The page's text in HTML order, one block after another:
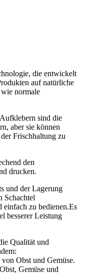
die entwickelt
auf natürliche
normale
sind die
aber sie können
Frischhaltung zu
den
drucken.
und der Lagerung
Schachtel
einfach zu bedienen.Es
besserer Leistung
Qualität und
Obst und Gemüse.
Gemüse und